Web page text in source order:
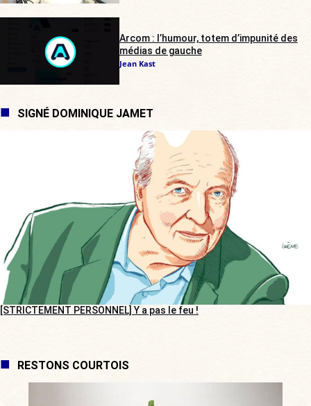
Arcom : l’humour, totem d’impunité des
médias de gauche
Jean Kast
SIGNÉ DOMINIQUE JAMET
[STRICTEMENT PERSONNEL] Y a pas le feu !
RESTONS COURTOIS